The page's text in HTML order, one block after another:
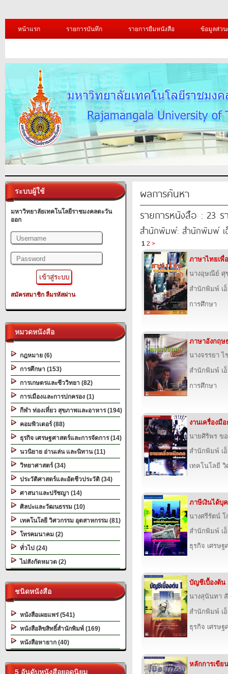
หน้าแรก รายการบันทึก รายการยืมหนังสือ ข้อมูลส่ว
ระบบผู้ใช้
มหาวิทยาลัยเทคโนโลยีราชมงคลตะวัน
ออก
สมัครสมาชิก ลืมรหัสผ่าน
หมวดหนังสือ
กฎหมาย (6)
การศึกษา (153)
การเกษตรและชีววิทยา (82)
การเมืองและการปกครอง (1)
กีฬา ท่องเที่ยว สุขภาพและอาหาร (194)
คอมพิวเตอร์ (88)
ธุรกิจ เศรษฐศาสตร์และการจัดการ (14)
นวนิยาย อ่านเล่น และนิทาน (11)
วิทยาศาสตร์ (34)
ประวัติศาสตร์และอัตชีวประวัติ (34)
ศาสนาและปรัชญา (14)
ศิลปะและวัฒนธรรม (10)
เทคโนโลยี วิศวกรรม อุตสาหกรรม (81)
โทรคมนาคม (2)
ทั่วไป (24)
ไม่สังกัดหมวด (2)
ชนิดหนังสือ
หนังสือเผยแพร่ (541)
หนังสือลิขสิทธิ์สำนักพิมพ์ (169)
หนังสือหายาก (40)
5 อันดับหนังสือยอดนิยม
ผลการค้นหา
รายการหนังสือ : 23 ร
สำนักพิมพ์: สำนักพิมพ์ เ
1 2 >
ภาษาไทยเพื่
นางอุษณีย์ ศุ
สำนักพิมพ์ เ
การศึกษา
ภาษาอังกฤษ
นางจรรยา ไ
สำนักพิมพ์ เ
การศึกษา
งานเครื่องมื
นายศิริพร ข
สำนักพิมพ์ เ
เทคโนโลยี
ภาษีเงินได้บุ
นางศรีรัตน์
สำนักพิมพ์ เ
ธุรกิจ เศรษฐ
บัญชีเบื้องต้น
นางสุนันทา
สำนักพิมพ์ เ
ธุรกิจ เศรษฐ
หลักการเขีย